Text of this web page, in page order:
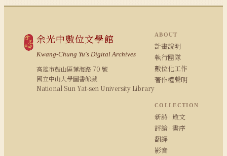
余光中數位文學館
Kwang-Chung Yu's Digital Archives
高雄市鼓山區蓮海路 70 號
國立中山大學圖書館藏
National Sun Yat-sen University Library
ABOUT
計畫說明
執行團隊
數位化工作
著作權聲明
COLLECTION
新詩 · 散文
評論 · 書序
翻譯
影音